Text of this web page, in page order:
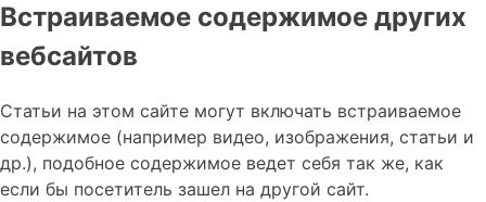
Встраиваемое содержимое других
вебсайтов
Статьи на этом сайте могут включать встраиваемое
содержимое (например видео, изображения, статьи и
др.), подобное содержимое ведет себя так же, как
если бы посетитель зашел на другой сайт.